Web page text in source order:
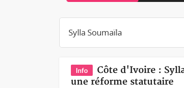
Info
Côte d'Ivoire :
une réforme statutaire